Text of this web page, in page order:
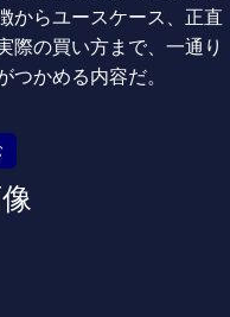
からユースケース、正直
際の買い方まで、一通り
つかめる内容だ。